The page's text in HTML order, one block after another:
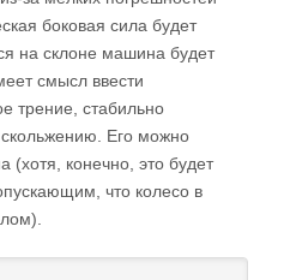
боковая сила будет
на склоне машина будет
смысл ввести
трение, стабильно
Его можно
(хотя, конечно, это будет
что колесо в